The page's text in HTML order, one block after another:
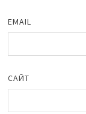
EMAIL
САЙТ